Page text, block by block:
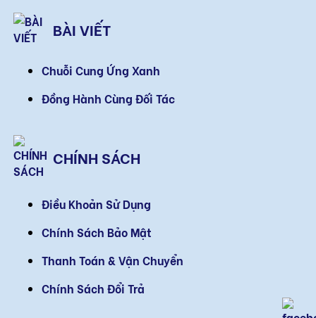
BÀI VIẾT
Chuỗi Cung Ứng Xanh
Đồng Hành Cùng Đối Tác
CHÍNH SÁCH
Điều Khoản Sử Dụng
Chính Sách Bảo Mật
Thanh Toán & Vận Chuyển
Chính Sách Đổi Trả